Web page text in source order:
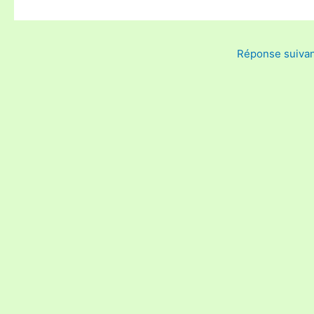
Réponse